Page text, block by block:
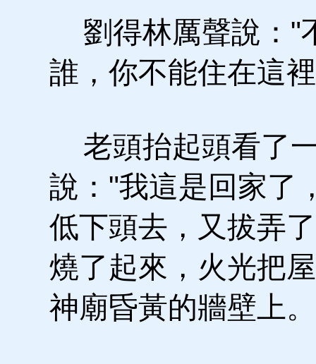
劉得林厲聲說："
誰，你不能住在這
老頭抬起頭看了
說："我這是回家了
低下頭去，又拔弄
燒了起來，火光把
神廟昏黃的牆壁上。